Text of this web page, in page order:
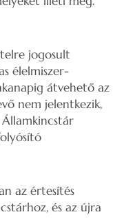
jogosult
élelmiszer-
átvehető az
nem jelentkezik,
az értesítés
és az újra